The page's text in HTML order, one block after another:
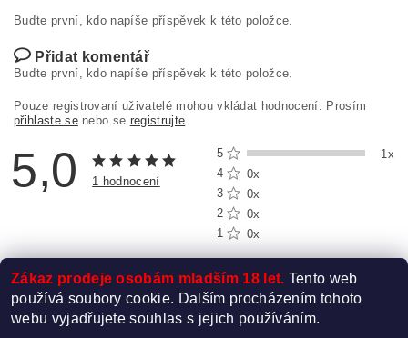
Buďte první, kdo napíše příspěvek k této položce.
Přidat komentář
Buďte první, kdo napíše příspěvek k této položce.
Pouze registrovaní uživatelé mohou vkládat hodnocení. Prosím
přihlaste senebo se registrujte.
5,0 1 hodnocení
5
1x
4
0x
3
0x
2
0x
1
0x
Zákaz prodeje osobám mladším 18 let. Tento web
používá soubory cookie. Dalším procházením tohoto
webu vyjadřujete souhlas s jejich používáním.